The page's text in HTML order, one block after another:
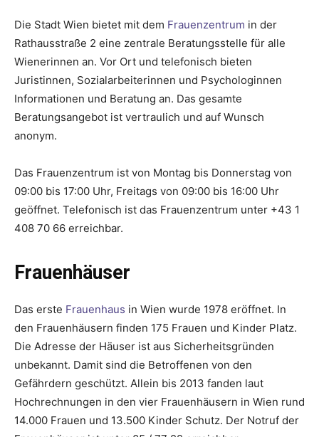
Die Stadt Wien bietet mit dem Frauenzentrum in der
Rathausstraße 2 eine zentrale Beratungsstelle für alle
Wienerinnen an. Vor Ort und telefonisch bieten
Juristinnen, Sozialarbeiterinnen und Psychologinnen
Informationen und Beratung an. Das gesamte
Beratungsangebot ist vertraulich und auf Wunsch
anonym.
Das Frauenzentrum ist von Montag bis Donnerstag von
09:00 bis 17:00 Uhr, Freitags von 09:00 bis 16:00 Uhr
geöffnet. Telefonisch ist das Frauenzentrum unter +43 1
408 70 66 erreichbar.
Frauenhäuser
Das erste Frauenhaus in Wien wurde 1978 eröffnet. In
den Frauenhäusern finden 175 Frauen und Kinder Platz.
Die Adresse der Häuser ist aus Sicherheitsgründen
unbekannt. Damit sind die Betroffenen von den
Gefährdern geschützt. Allein bis 2013 fanden laut
Hochrechnungen in den vier Frauenhäusern in Wien rund
14.000 Frauen und 13.500 Kinder Schutz. Der Notruf der